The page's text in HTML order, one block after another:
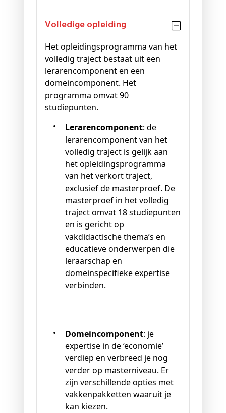
Volledige opleiding
Het opleidingsprogramma van het
volledig traject bestaat uit een
lerarencomponent en een
domeincomponent. Het
programma omvat 90
studiepunten.
Lerarencomponent: de
lerarencomponent van het
volledig traject is gelijk aan
het opleidingsprogramma
van het verkort traject,
exclusief de masterproef. De
masterproef in het volledig
traject omvat 18 studiepunten
en is gericht op
vakdidactische thema’s en
educatieve onderwerpen die
leraarschap en
domeinspecifieke expertise
verbinden.
Domeincomponent: je
expertise in de ‘economie’
verdiep en verbreed je nog
verder op masterniveau. Er
zijn verschillende opties met
vakkenpakketten waaruit je
kan kiezen.